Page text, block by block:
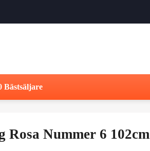
Bästsäljare
Rosa Nummer 6 102cm